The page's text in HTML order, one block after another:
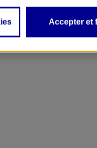
Accepter et